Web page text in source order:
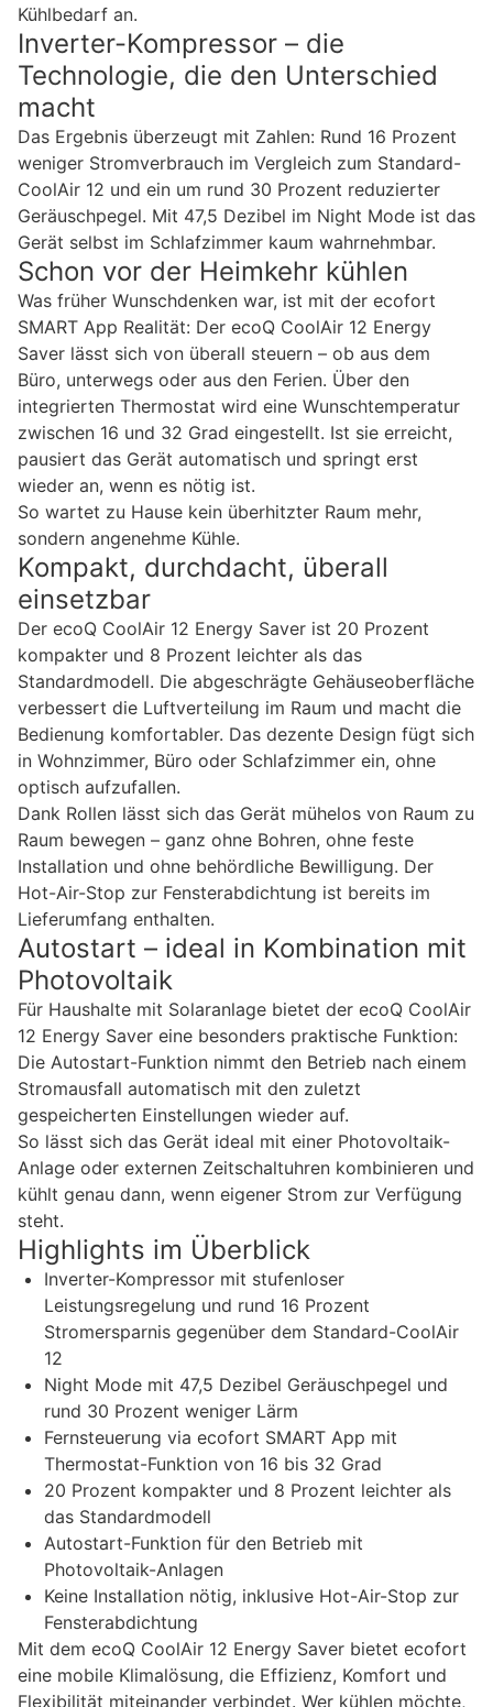
Kühlbedarf an.
Inverter-Kompressor – die
Technologie, die den Unterschied
macht
Das Ergebnis überzeugt mit Zahlen: Rund 16 Prozent
weniger Stromverbrauch im Vergleich zum Standard-
CoolAir 12 und ein um rund 30 Prozent reduzierter
Geräuschpegel. Mit 47,5 Dezibel im Night Mode ist das
Gerät selbst im Schlafzimmer kaum wahrnehmbar.
Schon vor der Heimkehr kühlen
Was früher Wunschdenken war, ist mit der ecofort
SMART App Realität: Der ecoQ CoolAir 12 Energy
Saver lässt sich von überall steuern – ob aus dem
Büro, unterwegs oder aus den Ferien. Über den
integrierten Thermostat wird eine Wunschtemperatur
zwischen 16 und 32 Grad eingestellt. Ist sie erreicht,
pausiert das Gerät automatisch und springt erst
wieder an, wenn es nötig ist.
So wartet zu Hause kein überhitzter Raum mehr,
sondern angenehme Kühle.
Kompakt, durchdacht, überall
einsetzbar
Der ecoQ CoolAir 12 Energy Saver ist 20 Prozent
kompakter und 8 Prozent leichter als das
Standardmodell. Die abgeschrägte Gehäuseoberfläche
verbessert die Luftverteilung im Raum und macht die
Bedienung komfortabler. Das dezente Design fügt sich
in Wohnzimmer, Büro oder Schlafzimmer ein, ohne
optisch aufzufallen.
Dank Rollen lässt sich das Gerät mühelos von Raum zu
Raum bewegen – ganz ohne Bohren, ohne feste
Installation und ohne behördliche Bewilligung. Der
Hot-Air-Stop zur Fensterabdichtung ist bereits im
Lieferumfang enthalten.
Autostart – ideal in Kombination mit
Photovoltaik
Für Haushalte mit Solaranlage bietet der ecoQ CoolAir
12 Energy Saver eine besonders praktische Funktion:
Die Autostart-Funktion nimmt den Betrieb nach einem
Stromausfall automatisch mit den zuletzt
gespeicherten Einstellungen wieder auf.
So lässt sich das Gerät ideal mit einer Photovoltaik-
Anlage oder externen Zeitschaltuhren kombinieren und
kühlt genau dann, wenn eigener Strom zur Verfügung
steht.
Highlights im Überblick
Inverter-Kompressor mit stufenloser
Leistungsregelung und rund 16 Prozent
Stromersparnis gegenüber dem Standard-CoolAir
12
Night Mode mit 47,5 Dezibel Geräuschpegel und
rund 30 Prozent weniger Lärm
Fernsteuerung via ecofort SMART App mit
Thermostat-Funktion von 16 bis 32 Grad
20 Prozent kompakter und 8 Prozent leichter als
das Standardmodell
Autostart-Funktion für den Betrieb mit
Photovoltaik-Anlagen
Keine Installation nötig, inklusive Hot-Air-Stop zur
Fensterabdichtung
Mit dem ecoQ CoolAir 12 Energy Saver bietet ecofort
eine mobile Klimalösung, die Effizienz, Komfort und
Flexibilität miteinander verbindet. Wer kühlen möchte,